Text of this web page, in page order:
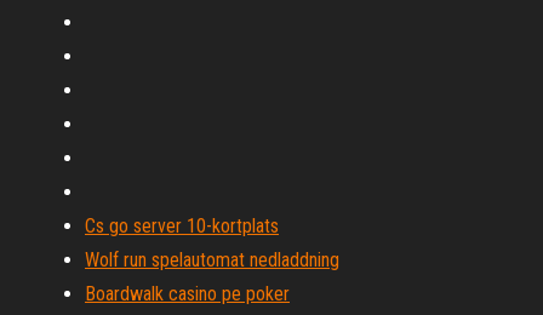
Cs go server 10-kortplats
Wolf run spelautomat nedladdning
Boardwalk casino pe poker